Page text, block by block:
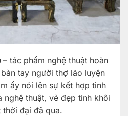
– tác phẩm nghệ thuật hoàn
tay người thợ lão luyện
ấy nói lên sự kết hợp tinh
nghệ thuật, vẻ đẹp tinh khôi
đại đã qua.